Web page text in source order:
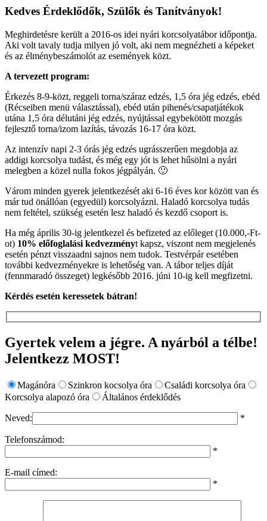
Kedves Érdeklődők, Szülők és Tanítványok!
Meghirdetésre került a 2016-os idei nyári korcsolyatábor időpontja.
Aki volt tavaly tudja milyen jó volt, aki nem megnézheti a képeket
és az élménybeszámolót az események közt.
A tervezett program:
Érkezés 8-9-közt, reggeli torna/száraz edzés, 1,5 óra jég edzés, ebéd
(Récseiben menü választással), ebéd után pihenés/csapatjátékok
utána 1,5 óra délutáni jég edzés, nyújtással egybekötött mozgás
fejlesztő torna/izom lazítás, távozás 16-17 óra közt.
Az intenzív napi 2-3 órás jég edzés ugrásszerűen megdobja az
addigi korcsolya tudást, és még egy jót is lehet hűsölni a nyári
melegben a közel nulla fokos jégpályán. 🙂
Várom minden gyerek jelentkezését aki 6-16 éves kor között van és
már tud önállóan (egyedül) korcsolyázni. Haladó korcsolya tudás
nem feltétel, szükség esetén lesz haladó és kezdő csoport is.
Ha még április 30-ig jelentkezel és befizeted az előleget (10.000,-Ft-
ot) 10% előfoglalási kedvezményt kapsz, viszont nem megjelenés
esetén pénzt visszaadni sajnos nem tudok. Testvérpár esetében
további kedvezményekre is lehetőség van. A tábor teljes díját
(fennmaradó összeget) legkésőbb 2016. júni 10-ig kell megfizetni.
Kérdés esetén keressetek bátran!
Gyertek velem a jégre. A nyárból a télbe!
Jelentkezz MOST!
Magánóra Szinkron kocsolya óra
Családi korcsolya óra
Korcsolya alapozó óra
Általános érdeklődés
Neved: *
Telefonszámod:
*
E-mail címed:
*